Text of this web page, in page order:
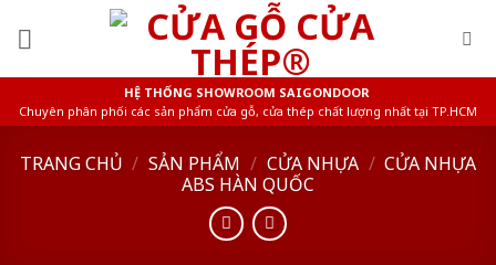
HỆ THỐNG SHOWROOM SAIGONDOOR
Chuyên phân phối các sản phẩm cửa gỗ, cửa thép chất lượng nhất tại TP.HCM
TRANG CHỦ / SẢN PHẨM / CỬA NHỰA / CỬA NHỰA
ABS HÀN QUỐC